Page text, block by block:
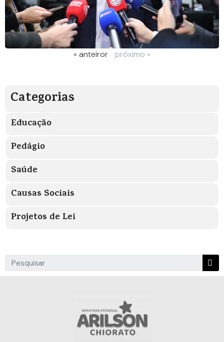
« anteiror próximo »
Categorias
Educação
Pedágio
Saúde
Causas Sociais
Projetos de Lei